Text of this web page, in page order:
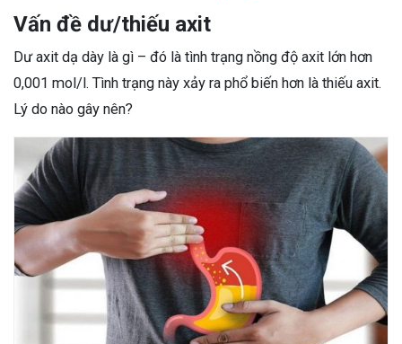
Vấn đề dư/thiếu axit
Dư axit dạ dày là gì – đó là tình trạng nồng độ axit lớn hơn
0,001 mol/l. Tình trạng này xảy ra phổ biến hơn là thiếu axit.
Lý do nào gây nên?